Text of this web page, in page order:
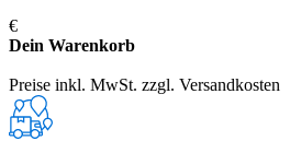
€
Dein Warenkorb
Preise inkl. MwSt. zzgl. Versandkosten